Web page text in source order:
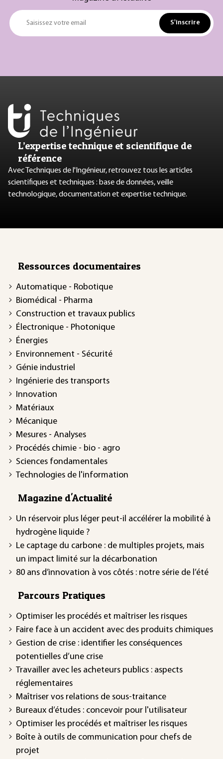
Saisissez votre email S'inscrire
L’expertise technique et scientifique de
référence
Avec Techniques de l'Ingénieur, retrouvez tous les articles
scientifiques et techniques : base de données, veille
technologique, documentation et expertise technique.
Ressources documentaires
Automatique - Robotique
Biomédical - Pharma
Construction et travaux publics
Électronique - Photonique
Énergies
Environnement - Sécurité
Génie industriel
Ingénierie des transports
Innovation
Matériaux
Mécanique
Mesures - Analyses
Procédés chimie - bio - agro
Sciences fondamentales
Technologies de l'information
Magazine d'Actualité
Un réservoir plus léger peut-il accélérer la mobilité à
hydrogène liquide ?
Le captage du carbone : de multiples projets, mais
un impact limité sur la décarbonation
80 ans d’innovation à vos côtés : notre série de l’été
Parcours Pratiques
Optimiser les procédés et maîtriser les risques
Faire face à un accident avec des produits chimiques
Gestion de crise : identifier les conséquences
potentielles d’une crise
Travailler avec les acheteurs publics : aspects
réglementaires
Maîtriser vos relations de sous-traitance
Bureaux d’études : concevoir pour l'utilisateur
Optimiser les procédés et maîtriser les risques
Boîte à outils de communication pour chefs de
projet